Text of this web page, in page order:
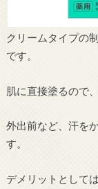
クリームタイプの
です。
肌に直接塗るので、
外出前など、汗を
す。
デメリットとして